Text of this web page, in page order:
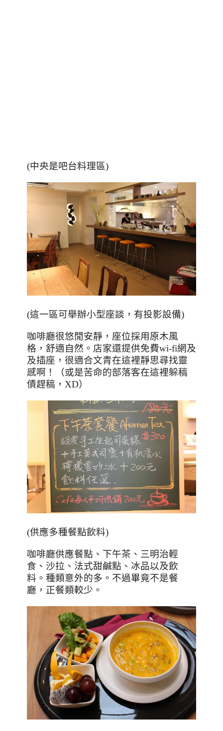
(中央是吧台料理區)
(這一區可舉辦小型座談，有投影設備)
咖啡廳很悠閒安靜，座位採用原木風
格，舒適自然。店家還提供免費wi-fi網及
及插座，很適合文青在這裡靜思尋找靈
感啊！（或是苦命的部落客在這裡躲稿
債趕稿， XD）
(供應多種餐點飲料)
咖啡廳供應餐點、下午茶、三明治輕
食、沙拉、法式甜鹹點、冰品以及飲
料。種類意外的多。不過畢竟不是餐
廳，正餐類較少。